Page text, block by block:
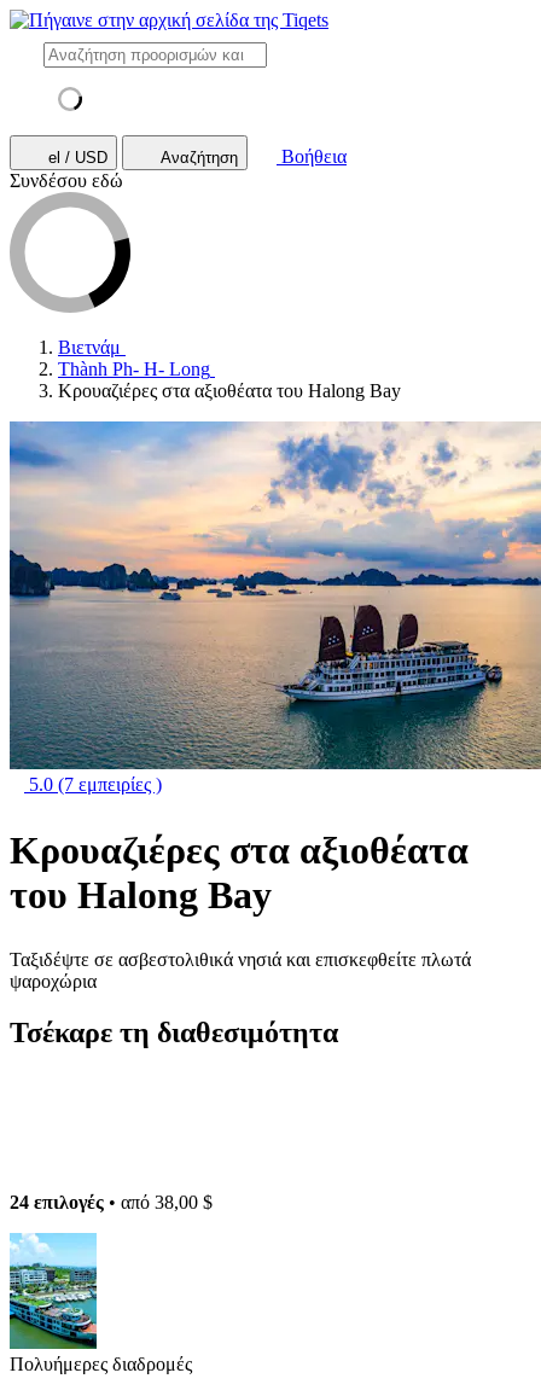
el / USD Αναζήτηση
Βοήθεια
Συνδέσου εδώ
Βιετνάμ
Thành Ph- H- Long
Κρουαζιέρες στα αξιοθέατα του Halong Bay
5.0 (7 εμπειρίες )
Κρουαζιέρες στα αξιοθέατα
του Halong Bay
Ταξιδέψτε σε ασβεστολιθικά νησιά και επισκεφθείτε πλωτά
ψαροχώρια
Τσέκαρε τη διαθεσιμότητα
24 επιλογές • από 38,00 $
Πολυήμερες διαδρομές